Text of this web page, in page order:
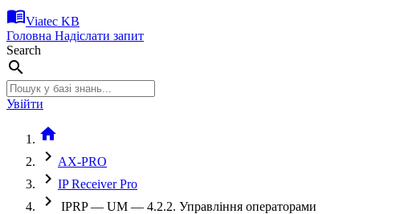
menu_bookViatec KB
Головна Надіслати запит
Search
search
Увійти
home
chevron_right AX-PRO
chevron_right IP Receiver Pro
chevron_right IPRP — UM — 4.2.2. Управління операторами